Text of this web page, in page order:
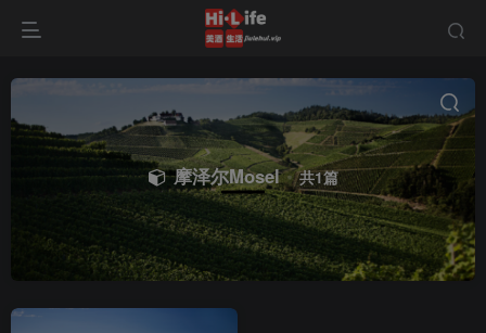
摩泽尔Mosel 共1篇